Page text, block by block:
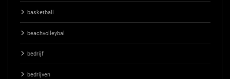
basketball
beachvolleybal
bedrijf
bedrijven